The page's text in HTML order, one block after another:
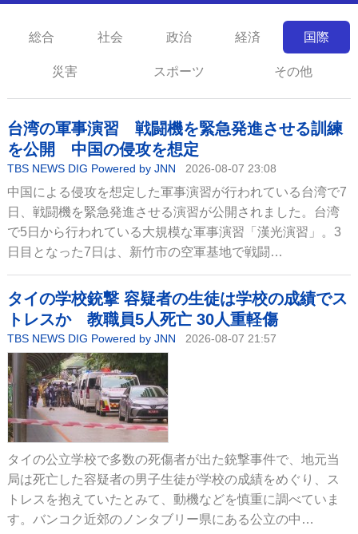
総合 社会 政治 経済 国際
災害 スポーツ その他
台湾の軍事演習 戦闘機を緊急発進させる訓練
を公開 中国の侵攻を想定
TBS NEWS DIG Powered by JNN 2026-08-07 23:08
中国による侵攻を想定した軍事演習が行われている台湾で7
日、戦闘機を緊急発進させる演習が公開されました。台湾
で5日から行われている大規模な軍事演習「漢光演習」。3
日目となった7日は、新竹市の空軍基地で戦闘…
タイの学校銃撃 容疑者の生徒は学校の成績でス
トレスか 教職員5人死亡 30人重軽傷
TBS NEWS DIG Powered by JNN 2026-08-07 21:57
タイの公立学校で多数の死傷者が出た銃撃事件で、地元当
局は死亡した容疑者の男子生徒が学校の成績をめぐり、ス
トレスを抱えていたとみて、動機などを慎重に調べていま
す。バンコク近郊のノンタブリー県にある公立の中…